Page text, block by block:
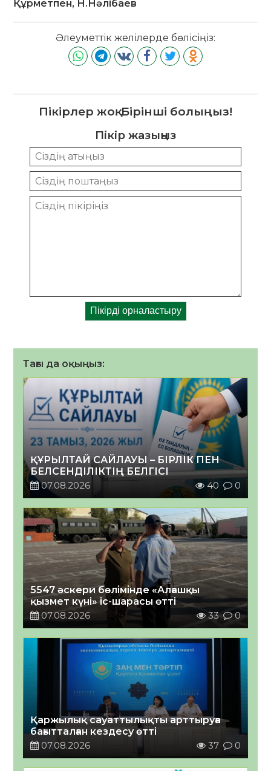
Құрметпен, Н.Нәлібаев
Әлеуметтік желілерде бөлісіңіз:
Пікірлер жоқ. Бірінші болыңыз!
Пікір жазыңыз
Тағы да оқыңыз:
ҚҰРЫЛТАЙ САЙЛАУЫ – БІРЛІК ПЕН
БЕЛСЕНДІЛІКТІҢ БЕЛГІСІ
07.08.2026
40 0
5547 әскери бөлімінде «Алғашқы
қызмет күні» іс-шарасы өтті
07.08.2026
33 0
Қаржылық сауаттылықты арттыруға
бағытталған кездесу өтті
07.08.2026
37 0